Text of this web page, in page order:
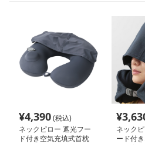
¥4,390(税込)
ネックピロー 遮光フー
ド付き空気充填式首枕
¥
ネック
ード付